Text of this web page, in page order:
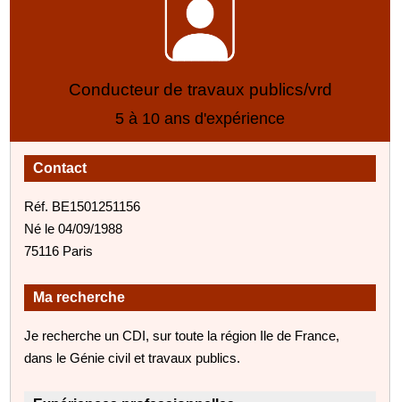
Conducteur de travaux publics/vrd
5 à 10 ans d'expérience
Contact
Réf. BE1501251156
Né le 04/09/1988
75116 Paris
Ma recherche
Je recherche un CDI, sur toute la région Ile de France,
dans le Génie civil et travaux publics.